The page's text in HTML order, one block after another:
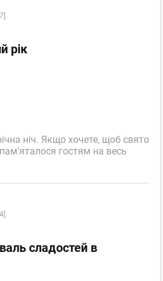
рік
ніч. Якщо хочете, щоб свято
гостям на весь
сладостей в